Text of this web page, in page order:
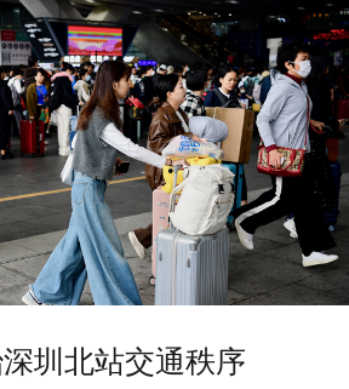
圳北站交通秩序